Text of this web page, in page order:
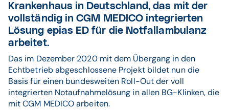
Krankenhaus in Deutschland, das mit der
vollständig in CGM MEDICO integrierten
Lösung epias ED für die Notfallambulanz
arbeitet.
Das im Dezember 2020 mit dem Übergang in den
Echtbetrieb abgeschlossene Projekt bildet nun die
Basis für einen bundesweiten Roll-Out der voll
integrierten Notaufnahmelösung in allen BG-Klinken, die
mit CGM MEDICO arbeiten.